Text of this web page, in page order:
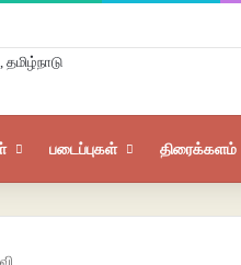
படைப்புகள் திரைக்களம்